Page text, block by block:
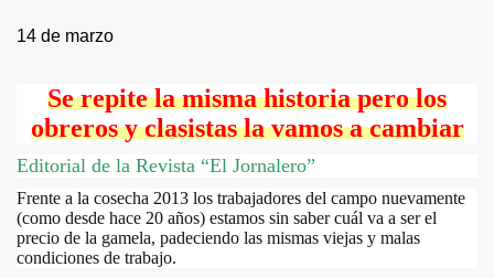
14 de marzo
Se repite la misma historia pero los
obreros y clasistas la vamos a cambiar
Editorial de la Revista “El Jornalero”
Frente a la cosecha 2013 los trabajadores del campo nuevamente
(como desde hace 20 años) estamos sin saber cuál va a ser el
precio de la gamela, padeciendo las mismas viejas y malas
condiciones de trabajo.